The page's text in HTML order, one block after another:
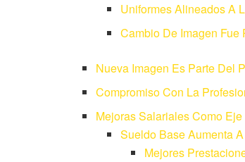
Uniformes Alineados A
Cambio De Imagen
Nueva Imagen Es Parte Del
Compromiso Con La
Mejoras Salariales Como
Sueldo Base Aumenta
Mejores